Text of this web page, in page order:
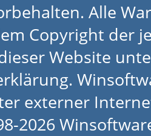
Alle
Copyright der
Website
externer
2026